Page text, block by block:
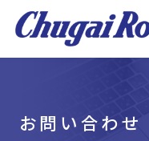
お問い合わせ